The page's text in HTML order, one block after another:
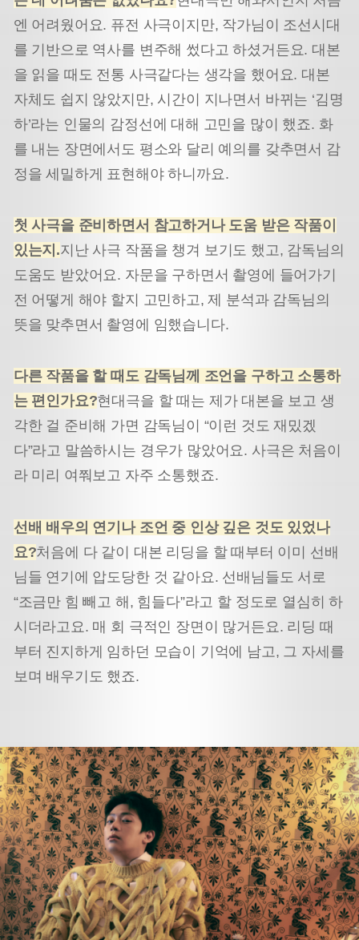
엔 어려웠어요. 퓨전 사극이지만, 작가님이 조선시대
를 기반으로 역사를 변주해 썼다고 하셨거든요. 대본
을 읽을 때도 전통 사극같다는 생각을 했어요. 대본
자체도 쉽지 않았지만, 시간이 지나면서 바뀌는 ‘김명
하’라는 인물의 감정선에 대해 고민을 많이 했죠. 화
를 내는 장면에서도 평소와 달리 예의를 갖추면서 감
정을 세밀하게 표현해야 하니까요.
첫 사극을 준비하면서 참고하거나 도움 받은 작품이
있는지 .지난 사극 작품을 챙겨 보기도 했고, 감독님의
도움도 받았어요. 자문을 구하면서 촬영에 들어가기
전 어떻게 해야 할지 고민하고, 제 분석과 감독님의
뜻을 맞추면서 촬영에 임했습니다.
다른 작품을 할 때도 감독님께 조언을 구하고 소통하
는 편인가요?현대극을 할 때는 제가 대본을 보고 생
각한 걸 준비해 가면 감독님이 “이런 것도 재밌겠
다”라고 말씀하시는 경우가 많았어요. 사극은 처음이
라 미리 여쭤보고 자주 소통했죠.
선배 배우의 연기나 조언 중 인상 깊은 것도 있었나
요?처음에 다 같이 대본 리딩을 할 때부터 이미 선배
님들 연기에 압도당한 것 같아요. 선배님들도 서로
“조금만 힘 빼고 해, 힘들다”라고 할 정도로 열심히 하
시더라고요. 매 회 극적인 장면이 많거든요. 리딩 때
부터 진지하게 임하던 모습이 기억에 남고, 그 자세를
보며 배우기도 했죠.